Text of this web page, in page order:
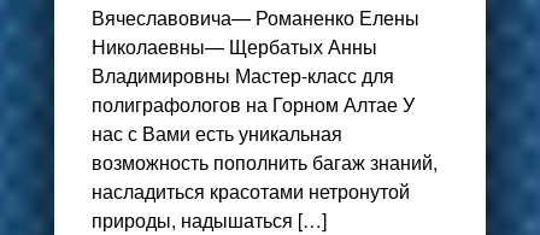
Вячеславовича— Романенко Елены
Николаевны— Щербатых Анны
Владимировны Мастер-класс для
полиграфологов на Горном Алтае У
нас с Вами есть уникальная
возможность пополнить багаж знаний,
насладиться красотами нетронутой
природы, надышаться […]